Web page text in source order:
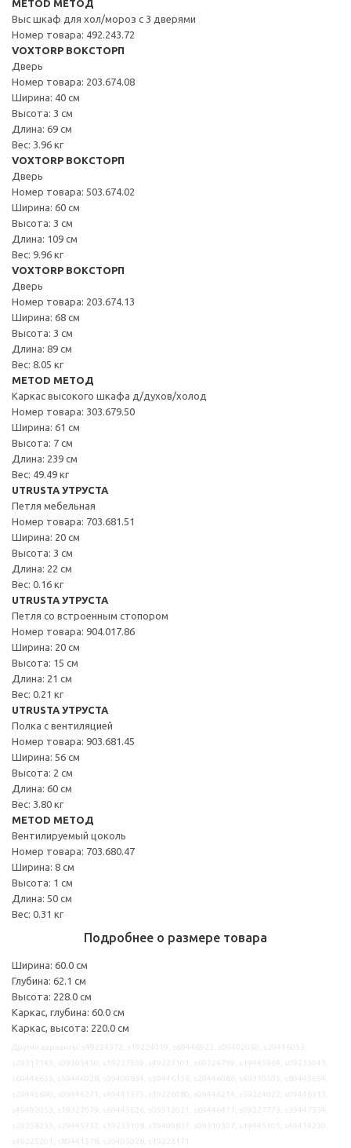
METOD МЕТОД
Выс шкаф для хол/мороз с 3 дверями
Номер товара: 492.243.72
VOXTORP ВОКСТОРП
Дверь
Номер товара: 203.674.08
Ширина: 40 см
Высота: 3 см
Длина: 69 см
Вес: 3.96 кг
VOXTORP ВОКСТОРП
Дверь
Номер товара: 503.674.02
Ширина: 60 см
Высота: 3 см
Длина: 109 см
Вес: 9.96 кг
VOXTORP ВОКСТОРП
Дверь
Номер товара: 203.674.13
Ширина: 68 см
Высота: 3 см
Длина: 89 см
Вес: 8.05 кг
METOD МЕТОД
Каркас высокого шкафа д/духов/холод
Номер товара: 303.679.50
Ширина: 61 см
Высота: 7 см
Длина: 239 см
Вес: 49.49 кг
UTRUSTA УТРУСТА
Петля мебельная
Номер товара: 703.681.51
Ширина: 20 см
Высота: 3 см
Длина: 22 см
Вес: 0.16 кг
UTRUSTA УТРУСТА
Петля со встроенным стопором
Номер товара: 904.017.86
Ширина: 20 см
Высота: 15 см
Длина: 21 см
Вес: 0.21 кг
UTRUSTA УТРУСТА
Полка с вентиляцией
Номер товара: 903.681.45
Ширина: 56 см
Высота: 2 см
Длина: 60 см
Вес: 3.80 кг
METOD МЕТОД
Вентилируемый цоколь
Номер товара: 703.680.47
Ширина: 8 см
Высота: 1 см
Длина: 50 см
Вес: 0.31 кг
Подробнее о размере товара
Ширина: 60.0 см
Глубина: 62.1 см
Высота: 228.0 см
Каркас, глубина: 60.0 см
Каркас, высота: 220.0 см